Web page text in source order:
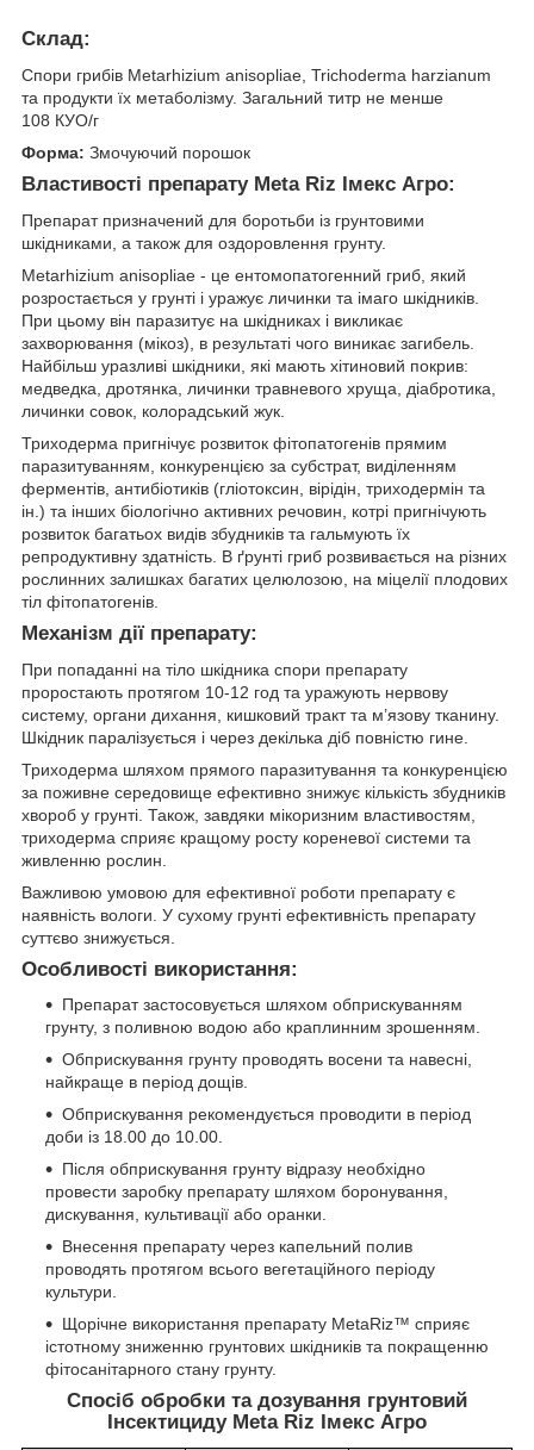
Склад:
Спори грибів Metarhizium anisopliae, Trichoderma harzianum
та продукти їх метаболізму. Загальний титр не менше
108 КУО/г
Форма: Змочуючий порошок
Властивості препарату Meta Riz Імекс Агро:
Препарат призначений для боротьби із грунтовими
шкідниками, а також для оздоровлення грунту.
Metarhizium anisopliae - це ентомопатогенний гриб, який
розростається у грунті і уражує личинки та імаго шкідників.
При цьому він паразитує на шкідниках і викликає
захворювання (мікоз), в результаті чого виникає загибель.
Найбільш уразливі шкідники, які мають хітиновий покрив:
медведка, дротянка, личинки травневого хруща, діабротика,
личинки совок, колорадський жук.
Триходерма пригнічує розвиток фітопатогенів прямим
паразитуванням, конкуренцією за субстрат, виділенням
ферментів, антибіотиків (гліотоксин, вірідін, триходермін та
ін.) та інших біологічно активних речовин, котрі пригнічують
розвиток багатьох видів збудників та гальмують їх
репродуктивну здатність. В ґрунті гриб розвивається на різних
рослинних залишках багатих целюлозою, на міцелії плодових
тіл фітопатогенів.
Механізм дії препарату:
При попаданні на тіло шкідника спори препарату
проростають протягом 10-12 год та уражують нервову
систему, органи дихання, кишковий тракт та м’язову тканину.
Шкідник паралізується і через декілька діб повністю гине.
Триходерма шляхом прямого паразитування та конкуренцією
за поживне середовище ефективно знижує кількість збудників
хвороб у грунті. Також, завдяки мікоризним властивостям,
триходерма сприяє кращому росту кореневої системи та
живленню рослин.
Важливою умовою для ефективної роботи препарату є
наявність вологи. У сухому грунті ефективність препарату
суттєво знижується.
Особливості використання:
Препарат застосовується шляхом обприскуванням
грунту, з поливною водою або краплинним зрошенням.
Обприскування грунту проводять восени та навесні,
найкраще в період дощів.
Обприскування рекомендується проводити в період
доби із 18.00 до 10.00.
Після обприскування грунту відразу необхідно
провести заробку препарату шляхом боронування,
дискування, культивації або оранки.
Внесення препарату через капельний полив
проводять протягом всього вегетаційного періоду
культури.
Щорічне використання препарату MetaRiz™ сприяє
істотному зниженню грунтових шкідників та покращенню
фітосанітарного стану грунту.
Спосіб обробки та дозування грунтовий
Інсектициду Meta Riz Імекс Агро